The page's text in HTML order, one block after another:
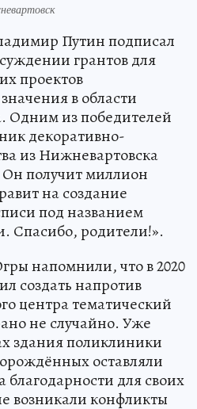
Путин подписал
грантов для
проектов
в области
Одним из победителей
декоративно-
из Нижневартовска
получит миллион
на создание
под названием
Спасибо, родители!».
напомнили, что в 2020
создать напротив
центра тематический
не случайно. Уже
здания поликлиники
оставляли
благодарности для своих
возникали конфликты